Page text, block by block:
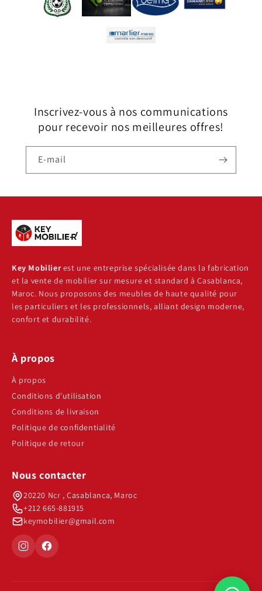
Inscrivez-vous à nos communications
pour recevoir nos meilleures offres!
E-mail
Key Mobilierest une entreprise spécialisée dans la fabrication
et la vente de mobilier sur mesure et standard à Casablanca,
Maroc. Nous proposons des meubles de haute qualité pour
les particuliers et les professionnels, alliant design moderne,
confort et durabilité.
À propos
À propos
Conditions d'utilisation
Conditions de livraison
Politique de confidentialité
Politique de retour
Nous contacter
20220 Ncr , Casablanca, Maroc
+212 665-881915
keymobilier@gmail.com